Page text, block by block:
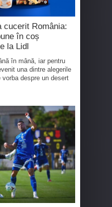
cucerit România:
în coș
la Lidl
în mână, iar pentru
una dintre alegerile
despre un desert